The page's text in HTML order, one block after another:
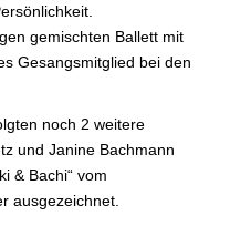
gemischten Ballett mit
Gesangsmitglied bei den
noch 2 weitere
und Janine Bachmann
& Bachi“ vom
ausgezeichnet.